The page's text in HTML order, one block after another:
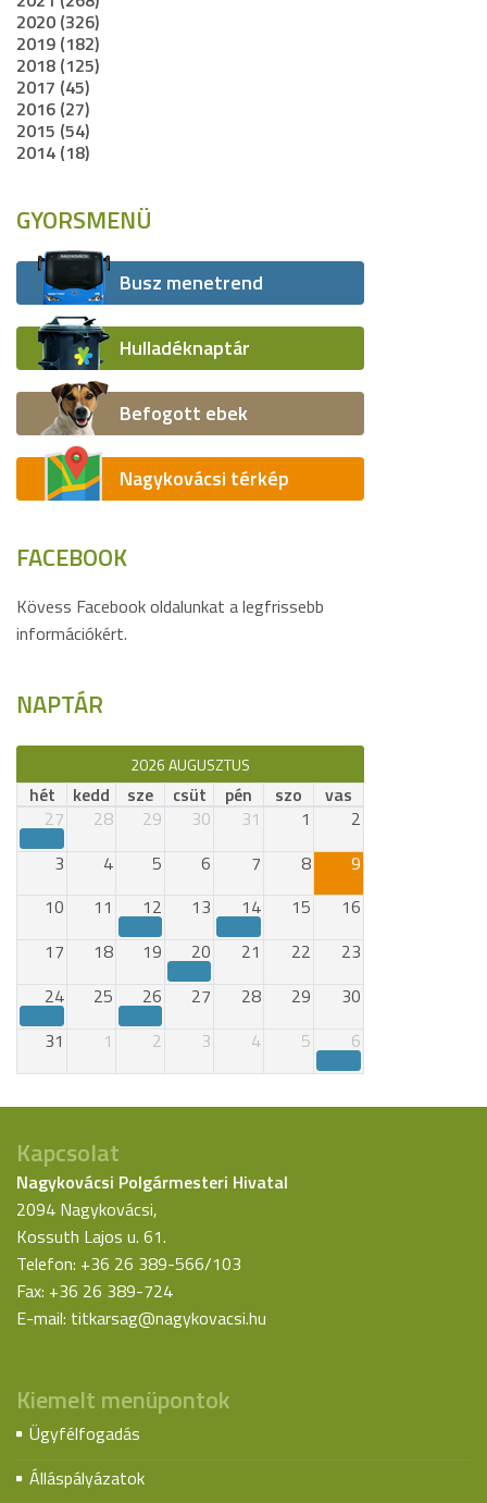
2020 (326)
2019 (182)
2018 (125)
2017 (45)
2016 (27)
2015 (54)
2014 (18)
GYORSMENÜ
Busz menetrend
Hulladéknaptár
Befogott ebek
Nagykovácsi térkép
FACEBOOK
Kövess Facebook oldalunkat a legfrissebb
információkért.
NAPTÁR
2026 AUGUSZTUS
hét kedd sze csüt pén szo
vas
27
28 29 30 31 1
2
3
4 5 6 7 8
9
10
11 12 13 14 15
16
17
18 19 20 21 22
23
24
25 26 27 28 29
30
31
1 2 3 4 5 6
Kapcsolat
Nagykovácsi Polgármesteri Hivatal
2094 Nagykovácsi,
Kossuth Lajos u. 61.
Telefon: +36 26 389-566/103
Fax: +36 26 389-724
E-mail: titkarsag@nagykovacsi.hu
Kiemelt menüpontok
Ügyfélfogadás
Álláspályázatok